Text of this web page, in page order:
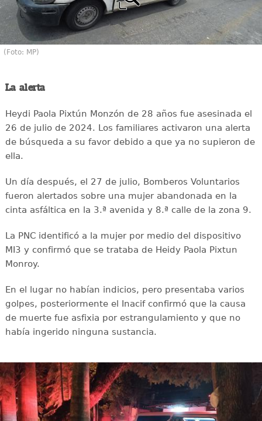
(Foto: MP)
La alerta
Heydi Paola Pixtún Monzón de 28 años fue asesinada el
26 de julio de 2024. Los familiares activaron una alerta
de búsqueda a su favor debido a que ya no supieron de
ella.
Un día después, el 27 de julio, Bomberos Voluntarios
fueron alertados sobre una mujer abandonada en la
cinta asfáltica en la 3.ª avenida y 8.ª calle de la zona 9.
La PNC identificó a la mujer por medio del dispositivo
MI3 y confirmó que se trataba de Heidy Paola Pixtun
Monroy.
En el lugar no habían indicios, pero presentaba varios
golpes, posteriormente el Inacif confirmó que la causa
de muerte fue asfixia por estrangulamiento y que no
había ingerido ninguna sustancia.